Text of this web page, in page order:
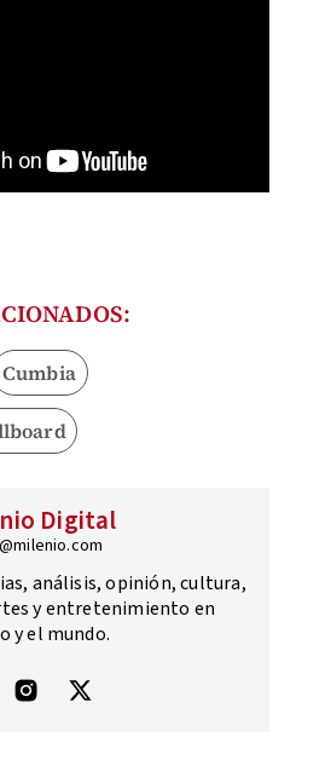
Cumbia
Digital
análisis, opinión, cultura,
y entretenimiento en
y el mundo.